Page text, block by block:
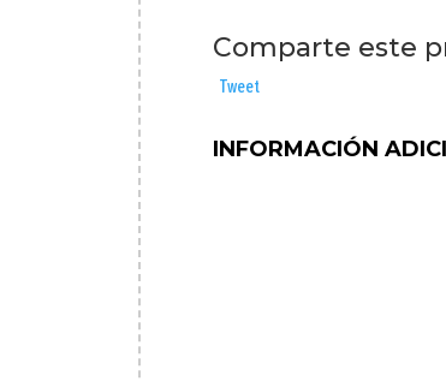
cantidad
Comparte este
Tweet
INFORMACIÓN